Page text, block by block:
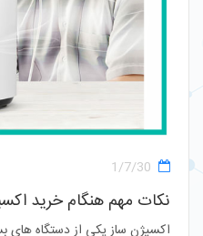
1/7/30
نکات مهم هنگام خرید
اکسیژن ساز یکی از دستگاه های